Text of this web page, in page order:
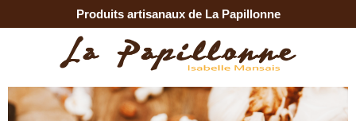
Produits artisanaux de La Papillonne